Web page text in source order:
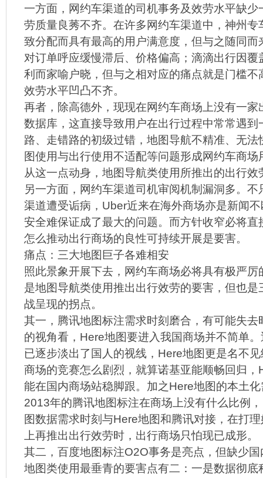
一方面，网约车渠道的司机事务及效劳水平缺少
劳质量良莠不齐。在许多网约车渠道中，神州专
致分配而具有最高的用户满意度，但与之随同而
对订单呼应缓慢滞后、价格偏高；滴滴出行因覆
利而家喻户晓，但与之相对应的痛点就是门槛不
效劳水平凹凸不齐。
再者，除高德外，现现在网约车商场上没有一家
数据库，这直接导致用户在出行过程中常常遇到
路、走错路的初级过错，地图导航不精准、无法
图使用与出行使用不适配等问题形成网约车商场
从这一点动身，地图导航类使用所推出的出行效
另一方面，网约车渠道司机审阅机制漏洞多。不
渠道遭受诟病，Uber近来在海外商场亦是新闻
安全难保证成了最大的问题。而方针收窄必将直
怎么推动出行商场的良性可持续开展是要害。
痛点：三大地图巨子各难相安
照此景象开展下去，网约车商场必将具有极严厉
是地图导航类使用推出出行效劳的要害，但也是
战呈现的拐点。
其一，腾讯地图标注需求时刻磨合，有可能失去
的视角看，Here地图要进入我国商场并不简单
已逐步淡出了国人的视线，Here地图更是名不
商场的竞赛怎么剧烈，就算诺基亚能顺畅回归，
能在国内商场站稳脚跟。加之Here地图的本土
2013年的腾讯地图标注在商场上没有什么比例
图数据需求时刻与Here地图和腾讯对接，在打
上再推出出行效劳时，出行商场只怕现已成形。
其二，百度地图标注O2O事务是亮点，但缺少
地图类使用最垂青的要害点有二：一是数据彻底